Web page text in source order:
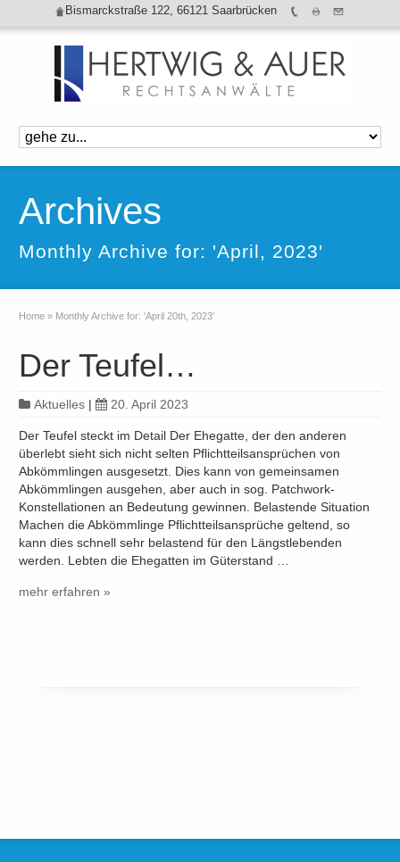
Bismarckstraße 122, 66121 Saarbrücken
Archives
Monthly Archive for: 'April, 2023'
Home » Monthly Archive for: 'April 20th, 2023'
Der Teufel…
Aktuelles | 20. April 2023
Der Teufel steckt im Detail Der Ehegatte, der den anderen
überlebt sieht sich nicht selten Pflichtteilsansprüchen von
Abkömmlingen ausgesetzt. Dies kann von gemeinsamen
Abkömmlingen ausgehen, aber auch in sog. Patchwork-
Konstellationen an Bedeutung gewinnen. Belastende Situation
Machen die Abkömmlinge Pflichtteilsansprüche geltend, so
kann dies schnell sehr belastend für den Längstlebenden
werden. Lebten die Ehegatten im Güterstand …
mehr erfahren »